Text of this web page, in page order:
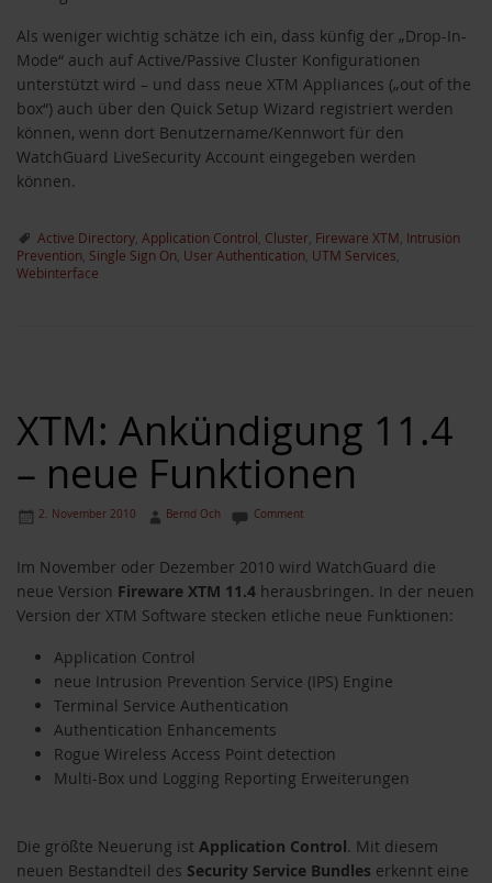
Als weniger wichtig schätze ich ein, dass künfig der „Drop-In-
Mode“ auch auf Active/Passive Cluster Konfigurationen
unterstützt wird – und dass neue XTM Appliances („out of the
box“) auch über den Quick Setup Wizard registriert werden
können, wenn dort Benutzername/Kennwort für den
WatchGuard LiveSecurity Account eingegeben werden
können.
Active Directory Application Control Cluster Fireware XTM Intrusion
Prevention Single Sign On User Authentication UTM Services
Webinterface
XTM: Ankündigung 11.4
– neue Funktionen
2. November 2010 Bernd Och Comment
Im November oder Dezember 2010 wird WatchGuard die
neue Version Fireware XTM 11.4 herausbringen. In der neuen
Version der XTM Software stecken etliche neue Funktionen:
Application Control
neue Intrusion Prevention Service (IPS) Engine
Terminal Service Authentication
Authentication Enhancements
Rogue Wireless Access Point detection
Multi-Box und Logging Reporting Erweiterungen
Die größte Neuerung ist Application Control. Mit diesem
neuen Bestandteil des Security Service Bundles erkennt eine